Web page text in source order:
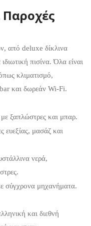
Παροχές
από deluxe δίκλινα
πισίνα. Όλα είναι
κλιματισμό,
και δωρεάν Wi-Fi.
ξαπλώστρες και μπαρ.
ευεξίας, μασάζ και
νερά,
σύγχρονα μηχανήματα.
και διεθνή